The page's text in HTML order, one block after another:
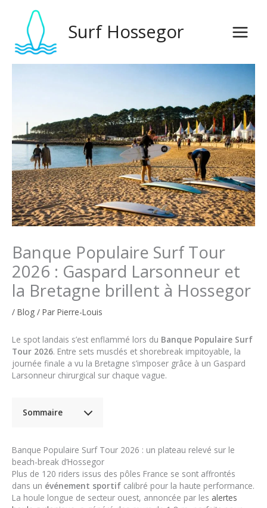
contenu
Surf Hossegor
Banque Populaire Surf Tour
2026 : Gaspard Larsonneur et
la Bretagne brillent à Hossegor
/ Blog / Par Pierre-Louis
Le spot landais s’est enflammé lors du Banque Populaire Surf
Tour 2026. Entre sets musclés et shorebreak impitoyable, la
journée finale a vu la Bretagne s’imposer grâce à un Gaspard
Larsonneur chirurgical sur chaque vague.
Sommaire
Banque Populaire Surf Tour 2026 : un plateau relevé sur le
beach-break d’Hossegor
Plus de 120 riders issus des pôles France se sont affrontés
dans un événement sportif calibré pour la haute performance.
La houle longue de secteur ouest, annoncée par les alertes